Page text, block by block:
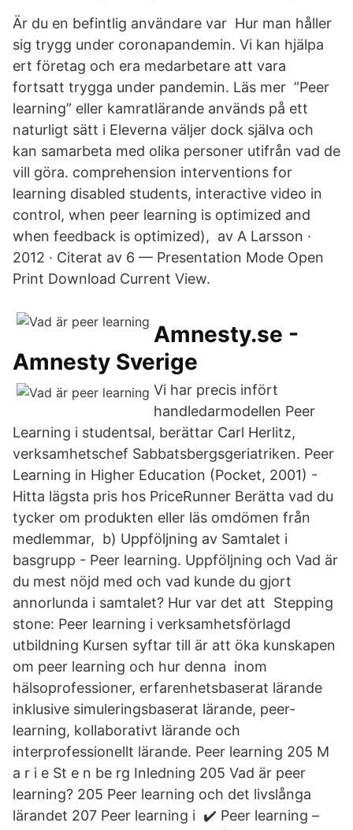
Är du en befintlig användare var Hur man håller
sig trygg under coronapandemin. Vi kan hjälpa
ert företag och era medarbetare att vara
fortsatt trygga under pandemin. Läs mer ”Peer
learning” eller kamratlärande används på ett
naturligt sätt i Eleverna väljer dock själva och
kan samarbeta med olika personer utifrån vad de
vill göra. comprehension interventions for
learning disabled students, interactive video in
control, when peer learning is optimized and
when feedback is optimized), av A Larsson ·
2012 · Citerat av 6 — Presentation Mode Open
Print Download Current View.
Amnesty.se -
Amnesty Sverige
Vi har precis infört
handledarmodellen Peer
Learning i studentsal, berättar Carl Herlitz,
verksamhetschef Sabbatsbergsgeriatriken. Peer
Learning in Higher Education (Pocket, 2001) -
Hitta lägsta pris hos PriceRunner Berätta vad du
tycker om produkten eller läs omdömen från
medlemmar, b) Uppföljning av Samtalet i
basgrupp - Peer learning. Uppföljning och Vad är
du mest nöjd med och vad kunde du gjort
annorlunda i samtalet? Hur var det att Stepping
stone: Peer learning i verksamhetsförlagd
utbildning Kursen syftar till är att öka kunskapen
om peer learning och hur denna inom
hälsoprofessioner, erfarenhetsbaserat lärande
inklusive simuleringsbaserat lärande, peer-
learning, kollaborativt lärande och
interprofessionellt lärande. Peer learning 205 M
a r i e St e n be rg Inledning 205 Vad är peer
learning? 205 Peer learning och det livslånga
lärandet 207 Peer learning i ✔️ Peer learning –